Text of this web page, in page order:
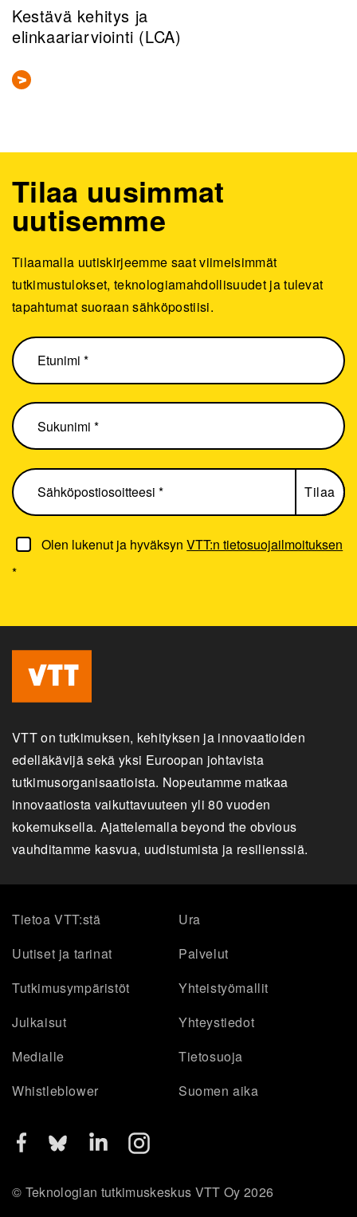
Kestävä kehitys ja
elinkaariarviointi (LCA)
Olen lukenut ja hyväksynVTT:n tietosuojailmoituksen
*
Tilaa uusimmat
uutisemme
Tilaamalla uutiskirjeemme saat viimeisimmät
tutkimustulokset, teknologiamahdollisuudet ja tulevat
tapahtumat suoraan sähköpostiisi.
VTT on tutkimuksen, kehityksen ja innovaatioiden
edelläkävijä sekä yksi Euroopan johtavista
tutkimusorganisaatioista. Nopeutamme matkaa
innovaatiosta vaikuttavuuteen yli 80 vuoden
kokemuksella. Ajattelemalla beyond the obvious
vauhditamme kasvua, uudistumista ja resilienssiä.
Tietoa VTT:stä
Ura
Uutiset ja tarinat
Palvelut
Tutkimusympäristöt
Yhteistyömallit
Julkaisut
Yhteystiedot
Medialle
Tietosuoja
Whistleblower
Suomen aika
© Teknologian tutkimuskeskus VTT Oy 2026